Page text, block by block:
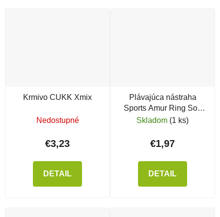
Krmivo CUKK Xmix
Nedostupné
€3,23
DETAIL
Plávajúca nástraha
Sports Amur Ring Soft
Baits
Skladom (1 ks)
€1,97
DETAIL